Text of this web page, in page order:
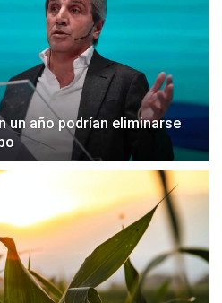
un año podrían eliminarse